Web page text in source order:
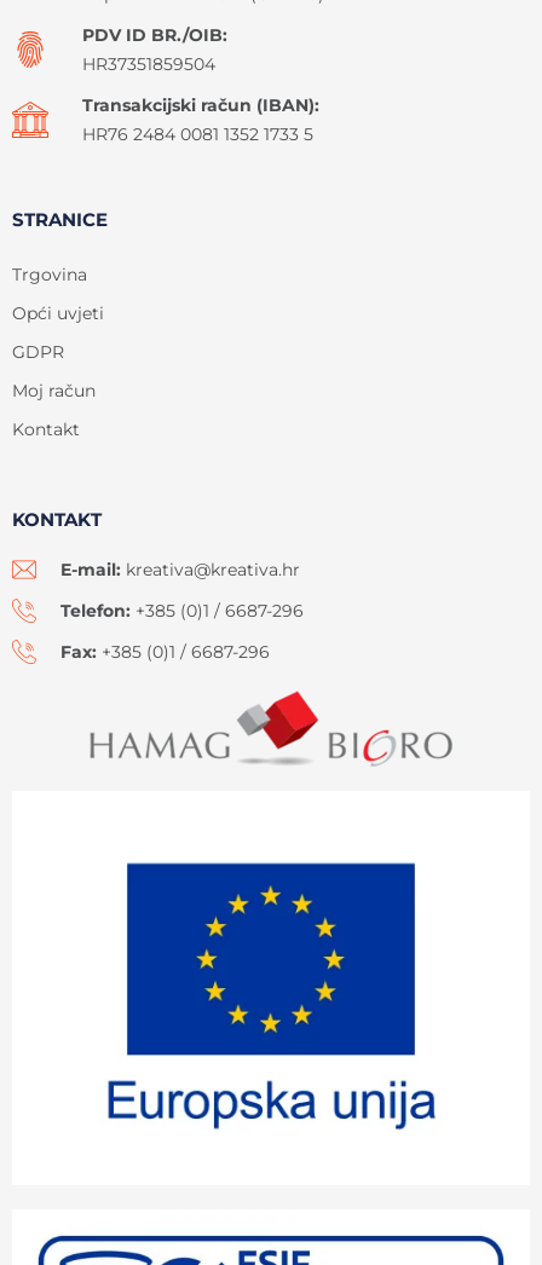
PDV ID BR./OIB:
HR37351859504
Transakcijski račun (IBAN):
HR76 2484 0081 1352 1733 5
STRANICE
Trgovina
Opći uvjeti
GDPR
Moj račun
Kontakt
KONTAKT
E-mail: kreativa@kreativa.hr
Telefon: +385 (0)1 / 6687-296
Fax: +385 (0)1 / 6687-296